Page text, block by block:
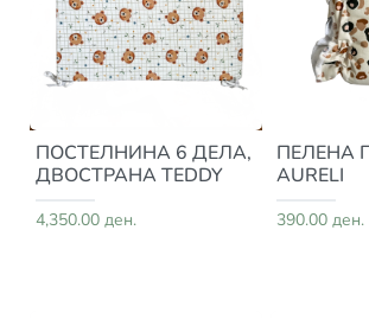
ПОСТЕЛНИНА 6 ДЕЛА,
ДВОСТРАНА TEDDY
4,350.00 ден.
ПЕЛЕНА
AURELI
390.00 ден.